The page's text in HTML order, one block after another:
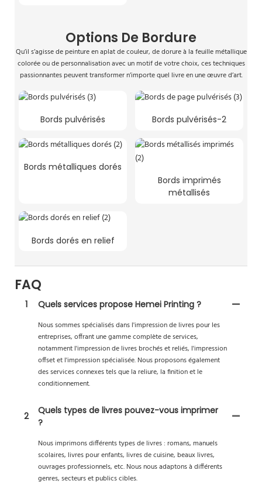
Options De Bordure
Qu’il s’agisse de peinture en aplat de couleur, de dorure à la feuille métallique
colorée ou de personnalisation avec un motif de votre choix, ces techniques
passionnantes peuvent transformer n’importe quel livre en une œuvre d’art.
Bords pulvérisés Bords pulvérisés-2
Bords métalliques dorés
Bords imprimés
métallisés
Bords dorés en relief
FAQ
1
Quels services propose Hemei Printing ?
Nous sommes spécialisés dans l'impression de livres pour les
entreprises, offrant une gamme complète de services,
notamment l'impression de livres brochés et reliés, l'impression
offset et l'impression spécialisée. Nous proposons également
des services connexes tels que la reliure, la finition et le
conditionnement.
2
Quels types de livres pouvez-vous imprimer
?
Nous imprimons différents types de livres : romans, manuels
scolaires, livres pour enfants, livres de cuisine, beaux livres,
ouvrages professionnels, etc. Nous nous adaptons à différents
genres, secteurs et publics cibles.